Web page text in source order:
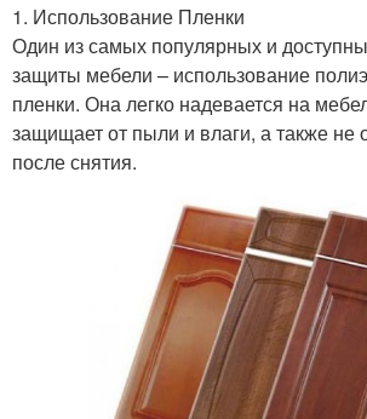
1. Использование Пленки
Один из самых популярных и
защиты мебели – использование
пленки. Она легко надевается на
защищает от пыли и влаги, а также не
после снятия.